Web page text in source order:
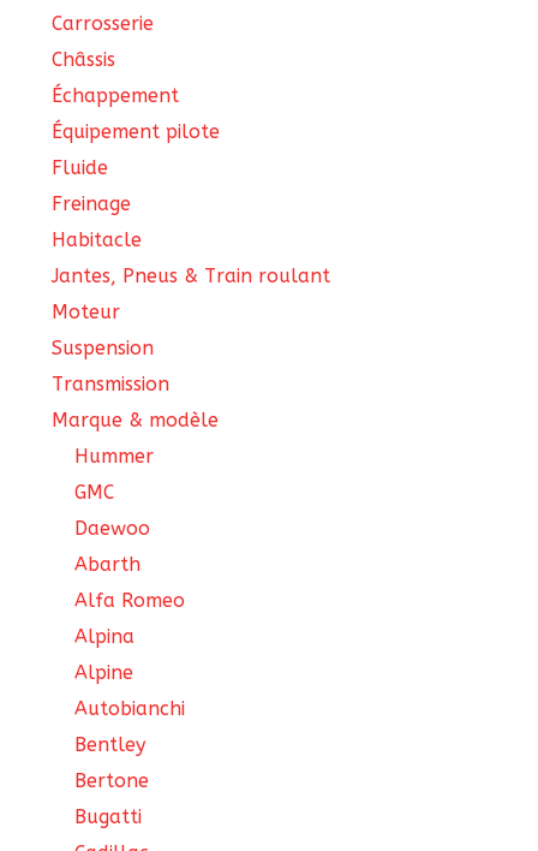
Carrosserie
Châssis
Échappement
Équipement pilote
Fluide
Freinage
Habitacle
Jantes, Pneus & Train roulant
Moteur
Suspension
Transmission
Marque & modèle
Hummer
GMC
Daewoo
Abarth
Alfa Romeo
Alpina
Alpine
Autobianchi
Bentley
Bertone
Bugatti